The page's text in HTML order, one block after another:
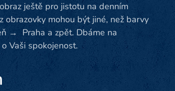
ještě pro jistotu na denním
obrazovky mohou být jiné, než barvy
→ Praha a zpět. Dbáme na
Vaši spokojenost.